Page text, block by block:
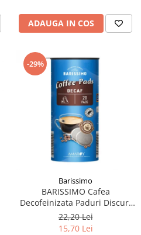
ADAUGA IN COS
-29%
Barissimo
BARISSIMO Cafea
Decofeinizata Paduri Discuri
Senseo 62mm Monodoze
20buc - 140g
22,20 Lei
15,70 Lei